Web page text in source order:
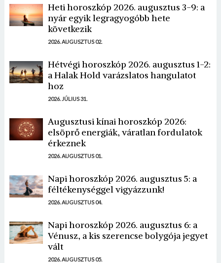
Heti horoszkóp 2026. augusztus 3-9: a
nyár egyik legragyogóbb hete
következik
2026. AUGUSZTUS 02.
Hétvégi horoszkóp 2026. augusztus 1-2:
a Halak Hold varázslatos hangulatot
hoz
2026. JÚLIUS 31.
Augusztusi kínai horoszkóp 2026:
elsöprő energiák, váratlan fordulatok
érkeznek
2026. AUGUSZTUS 01.
Napi horoszkóp 2026. augusztus 5: a
féltékenységgel vigyázzunk!
2026. AUGUSZTUS 04.
Napi horoszkóp 2026. augusztus 6: a
Vénusz, a kis szerencse bolygója jegyet
vált
2026. AUGUSZTUS 05.